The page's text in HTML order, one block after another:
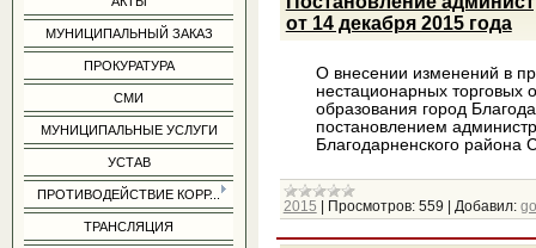
МУНИЦИПАЛЬНЫЙ ЗАКАЗ
ПРОКУРАТУРА
СМИ
МУНИЦИПАЛЬНЫЕ УСЛУГИ
УСТАВ
ПРОТИВОДЕЙСТВИЕ КОРР...
ТРАНСЛЯЦИЯ
от 14 декабря 2015 года
О внесении изменений в
нестационарных торговых
образования город
постановлением
Благодарненского района
2015 Просмотров: 559 Добавил: